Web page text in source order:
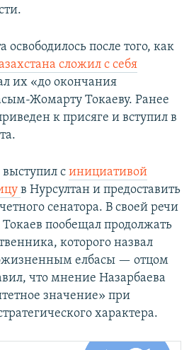
освободилось после того, как
сложил с себя
их «до окончания
Жомарту Токаеву. Ранее
к присяге и вступил в
с инициативой
в Нурсултан и предоставить
сенатора. В своей речи
пообещал продолжать
которого назвал
елбасы — отцом
что мнение Назарбаева
значение» при
характера.